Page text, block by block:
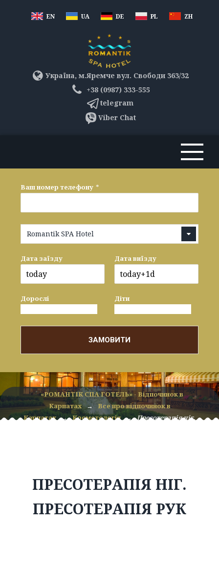
EN UA DE PL ZH
Україна, м.Яремче вул. Свободи 363/32
+38 (0987) 333-555
telegram
Viber Chat
Ваш номер телефону *
Romantik SPA Hotel
Дата заїзду Дата виїзду
Дорослі Діти
ЗАМОВИТИ
«РОМАНТІК СПА ГОТЕЛЬ» - Відпочинок в
Карпатах →
Все про відпочинок в
Карпатах → Косметологія → Пресотерапія ніг.
ПРЕСОТЕРАПІЯ НІГ.
ПРЕСОТЕРАПІЯ РУК